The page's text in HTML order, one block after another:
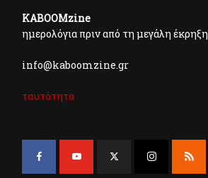
KABOOMzine
ημερολόγια πριν από τη μεγάλη έκρηξη
info@kaboomzine.gr
ταυτότητα